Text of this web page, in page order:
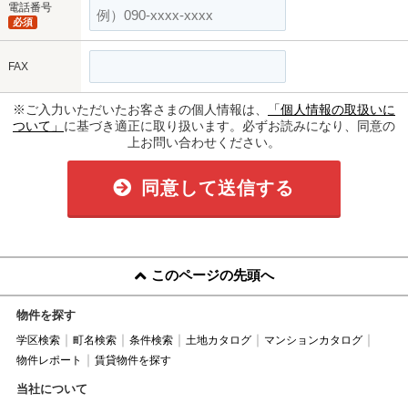
電話番号
必須
FAX
※ご入力いただいたお客さまの個人情報は、
「個人情報の取扱いに
ついて」 に基づき適正に取り扱います。必ずお読みになり、同意の
上お問い合わせください。
同意して送信する
このページの先頭へ
物件を探す
学区検索 町名検索 条件検索 土地カタログ
マンションカタログ
物件レポート
賃貸物件を探す
当社について